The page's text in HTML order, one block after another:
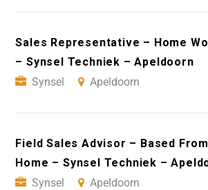
Sales Representative – Home
– Synsel Techniek – Apeldoorn
Synsel
Apeldoorn
Field Sales Advisor – Based From
Home – Synsel Techniek –
Synsel
Apeldoorn